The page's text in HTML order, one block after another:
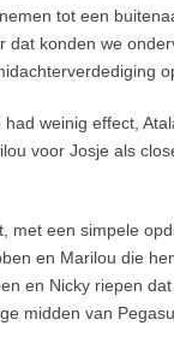
tot een
dat konden we
weinig effect,
voor Josje als
met een simpele
en Marilou die
en Nicky riepen
midden van